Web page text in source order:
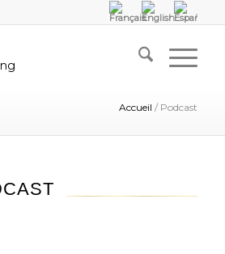
Accueil / Podcast